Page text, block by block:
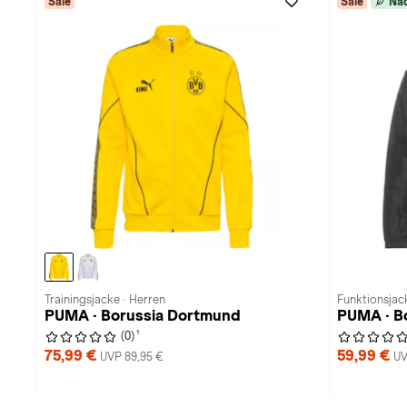
Trainingsjacke · Herren
PUMA · Borussia Dortmund
(0) 1
75,99 € UVP 89,95 €
PUMA ·
59,99 €